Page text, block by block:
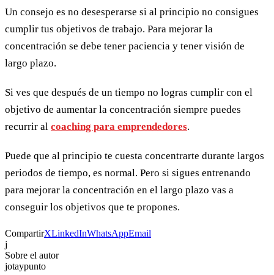
Un consejo es no desesperarse si al principio no consigues
cumplir tus objetivos de trabajo. Para mejorar la
concentración se debe tener paciencia y tener visión de
largo plazo.
Si ves que después de un tiempo no logras cumplir con el
objetivo de aumentar la concentración siempre puedes
recurrir al coaching para emprendedores.
Puede que al principio te cuesta concentrarte durante largos
periodos de tiempo, es normal. Pero si sigues entrenando
para mejorar la concentración en el largo plazo vas a
conseguir los objetivos que te propones.
CompartirXLinkedInWhatsAppEmail
j
Sobre el autor
jotaypunto